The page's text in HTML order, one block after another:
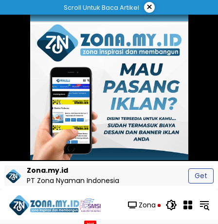
ke
Scroll Untuk Baca Artikel ×
Zona.my.id
PT Zona Nyaman Indonesia
Get
Zona